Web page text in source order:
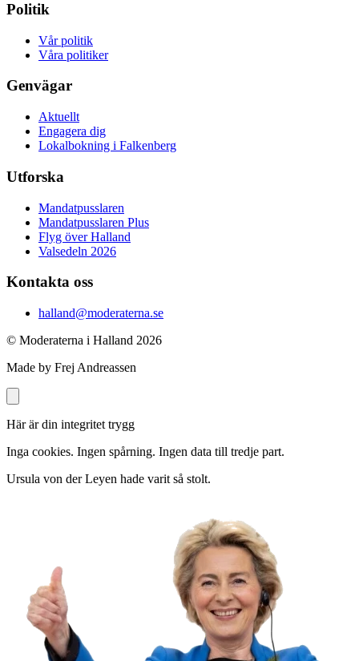
Politik
Vår politik
Våra politiker
Genvägar
Aktuellt
Engagera dig
Lokalbokning i Falkenberg
Utforska
Mandatpusslaren
Mandatpusslaren Plus
Flyg över Halland
Valsedeln 2026
Kontakta oss
halland@moderaterna.se
© Moderaterna i Halland 2026
Made by Frej Andreassen
Här är din integritet trygg
Inga cookies. Ingen spårning. Ingen data till tredje part.
Ursula von der Leyen hade varit så stolt.